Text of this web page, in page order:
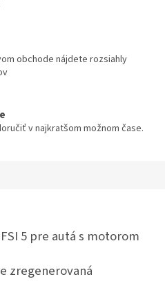
obchode nájdete rozsiahly
v najkratšom možnom čase.
5 pre autá s motorom
zregenerovaná